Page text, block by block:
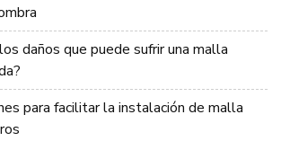
daños que puede sufrir una malla
para facilitar la instalación de malla